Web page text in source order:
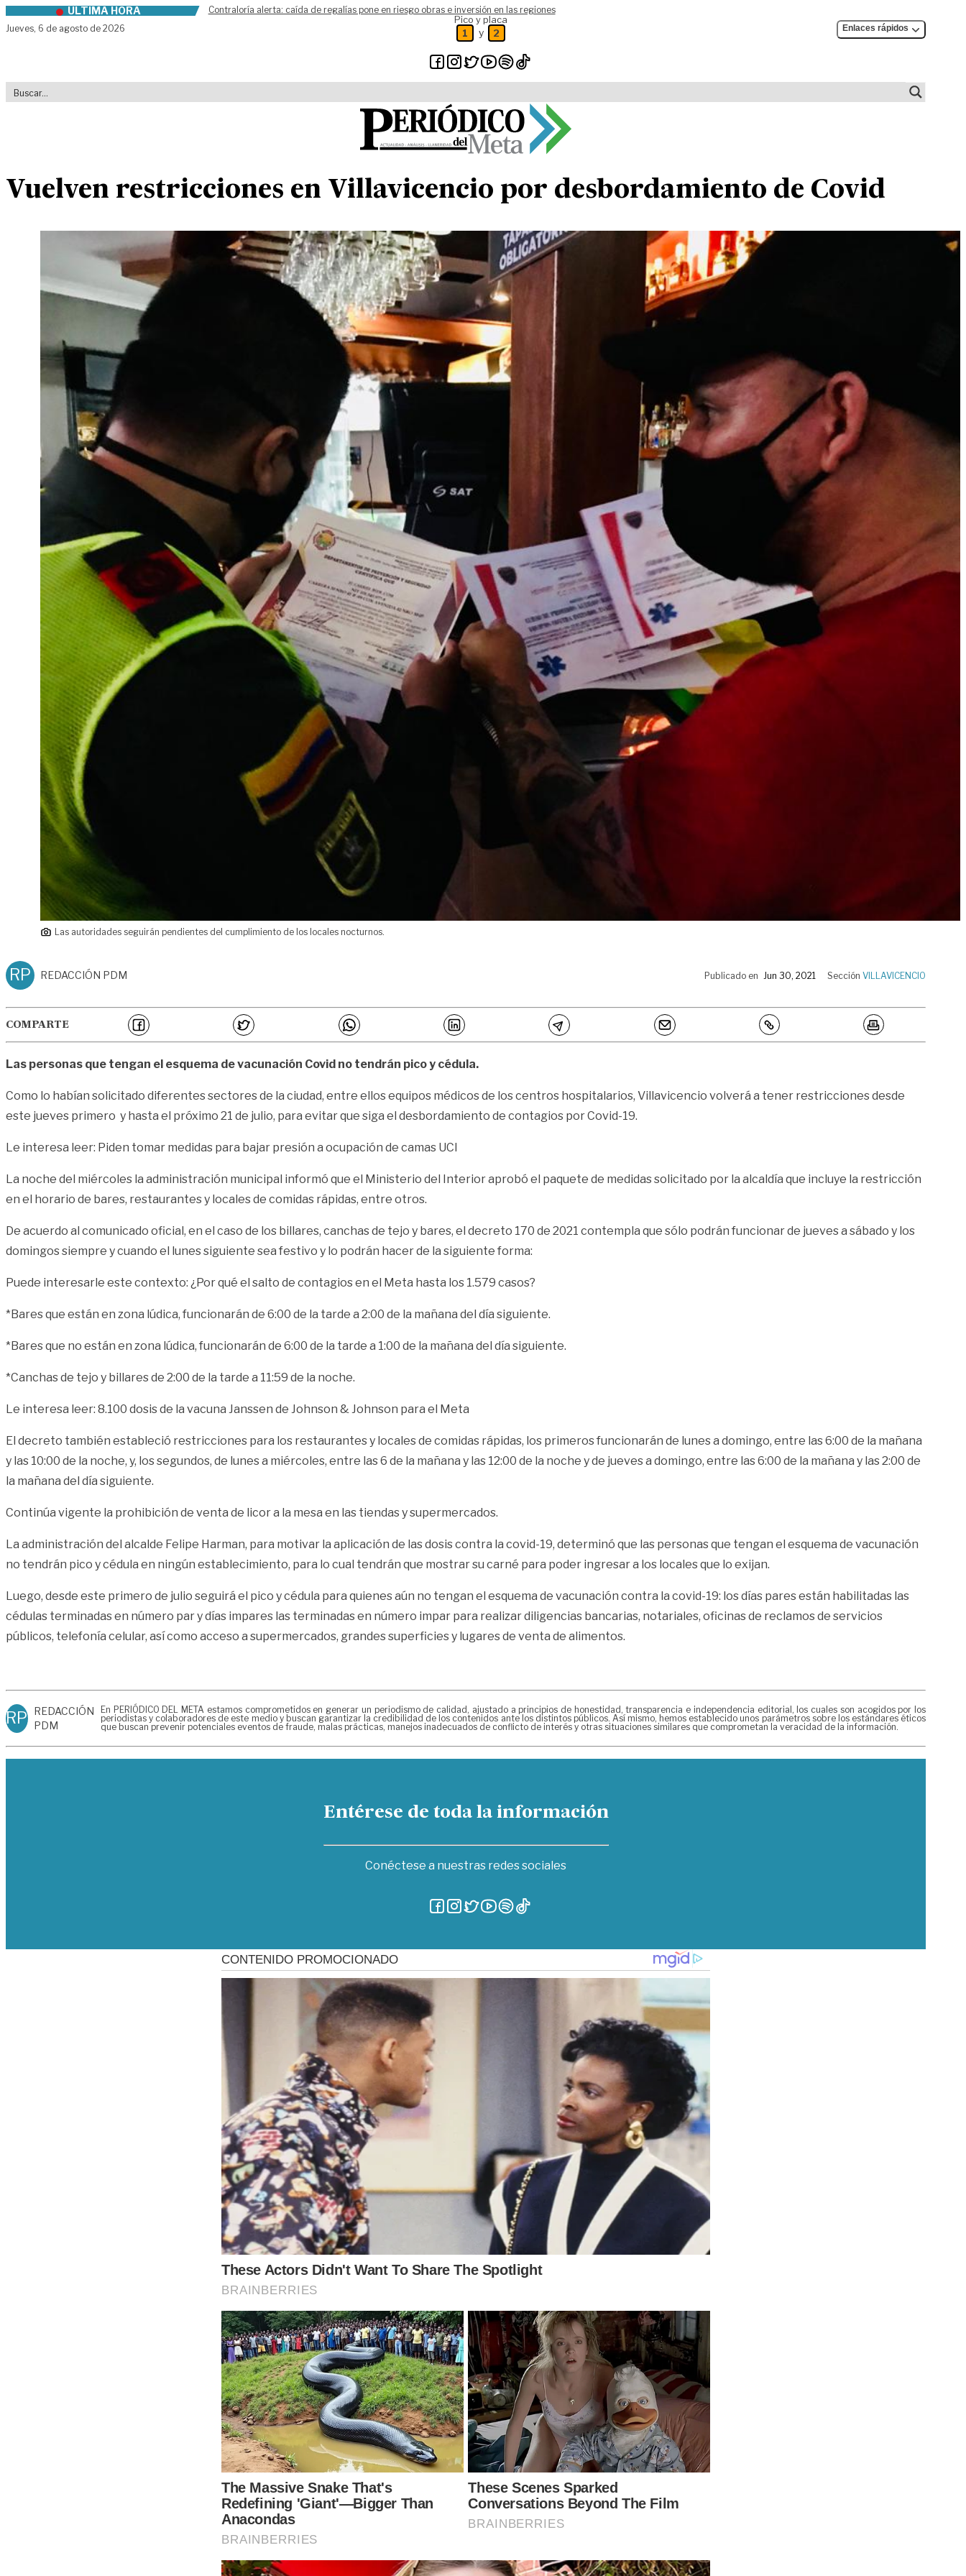
Skip to contentÚLTIMA HORA
Contraloría alerta: caída de regalías pone en riesgo obras e inversión en las regiones
Jueves, 6 de agosto de 2026
Pico y placa
1 y 2 Enlaces rápidos
Vuelven restricciones en Villavicencio por desbordamiento de Covid
Las autoridades seguirán pendientes del cumplimiento de los locales nocturnos.
RP REDACCIÓN PDM Publicado en Jun 30, 2021 Sección VILLAVICENCIO
COMPARTE
Las personas que tengan el esquema de vacunación Covid no tendrán pico y cédula.
Como lo habían solicitado diferentes sectores de la ciudad, entre ellos equipos médicos de los centros hospitalarios, Villavicencio volverá a tener restricciones desde
este jueves primero y hasta el próximo 21 de julio, para evitar que siga el desbordamiento de contagios por Covid-19.
Le interesa leer: Piden tomar medidas para bajar presión a ocupación de camas UCI
La noche del miércoles la administración municipal informó que el Ministerio del Interior aprobó el paquete de medidas solicitado por la alcaldía que incluye la restricción
en el horario de bares, restaurantes y locales de comidas rápidas, entre otros.
De acuerdo al comunicado oficial, en el caso de los billares, canchas de tejo y bares, el decreto 170 de 2021 contempla que sólo podrán funcionar de jueves a sábado y los
domingos siempre y cuando el lunes siguiente sea festivo y lo podrán hacer de la siguiente forma:
Puede interesarle este contexto: ¿Por qué el salto de contagios en el Meta hasta los 1.579 casos?
*Bares que están en zona lúdica, funcionarán de 6:00 de la tarde a 2:00 de la mañana del día siguiente.
*Bares que no están en zona lúdica, funcionarán de 6:00 de la tarde a 1:00 de la mañana del día siguiente.
*Canchas de tejo y billares de 2:00 de la tarde a 11:59 de la noche.
Le interesa leer: 8.100 dosis de la vacuna Janssen de Johnson & Johnson para el Meta
El decreto también estableció restricciones para los restaurantes y locales de comidas rápidas, los primeros funcionarán de lunes a domingo, entre las 6:00 de la mañana
y las 10:00 de la noche, y, los segundos, de lunes a miércoles, entre las 6 de la mañana y las 12:00 de la noche y de jueves a domingo, entre las 6:00 de la mañana y las 2:00 de
la mañana del día siguiente.
Continúa vigente la prohibición de venta de licor a la mesa en las tiendas y supermercados.
La administración del alcalde Felipe Harman, para motivar la aplicación de las dosis contra la covid-19, determinó que las personas que tengan el esquema de vacunación
no tendrán pico y cédula en ningún establecimiento, para lo cual tendrán que mostrar su carné para poder ingresar a los locales que lo exijan.
Luego, desde este primero de julio seguirá el pico y cédula para quienes aún no tengan el esquema de vacunación contra la covid-19: los días pares están habilitadas las
cédulas terminadas en número par y días impares las terminadas en número impar para realizar diligencias bancarias, notariales, oficinas de reclamos de servicios
públicos, telefonía celular, así como acceso a supermercados, grandes superficies y lugares de venta de alimentos.
RP REDACCIÓN
PDM
En PERIÓDICO DEL META estamos comprometidos en generar un periodismo de calidad, ajustado a principios de honestidad, transparencia e independencia editorial, los cuales son acogidos por los
periodistas y colaboradores de este medio y buscan garantizar la credibilidad de los contenidos ante los distintos públicos. Así mismo, hemos establecido unos parámetros sobre los estándares éticos
que buscan prevenir potenciales eventos de fraude, malas prácticas, manejos inadecuados de conflicto de interés y otras situaciones similares que comprometan la veracidad de la información.
Entérese de toda la información
Conéctese a nuestras redes sociales